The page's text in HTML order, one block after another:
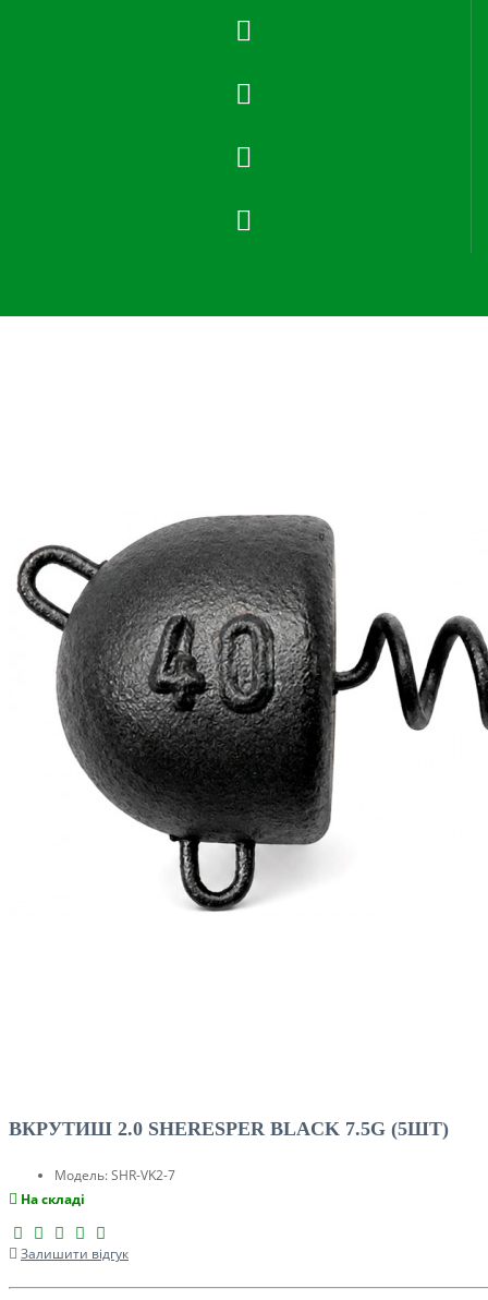
ВКРУТИШ 2.0 SHERESPER BLACK 7.5G (5ШТ)
Модель:SHR-VK2-7
На складі
Залишити відгук